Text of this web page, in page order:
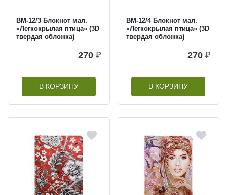
BM-12/3 Блокнот мал.
«Легкокрылая птица» (3D
твердая обложка)
270 ₽
В КОРЗИНУ
BM-12/4 Блокнот мал.
«Легкокрылая птица» (3D
твердая обложка)
270 ₽
В КОРЗИНУ